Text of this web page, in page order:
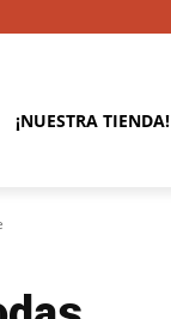
¡NUESTRA TIENDA!